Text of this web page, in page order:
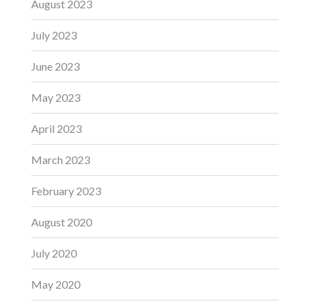
August 2023
July 2023
June 2023
May 2023
April 2023
March 2023
February 2023
August 2020
July 2020
May 2020